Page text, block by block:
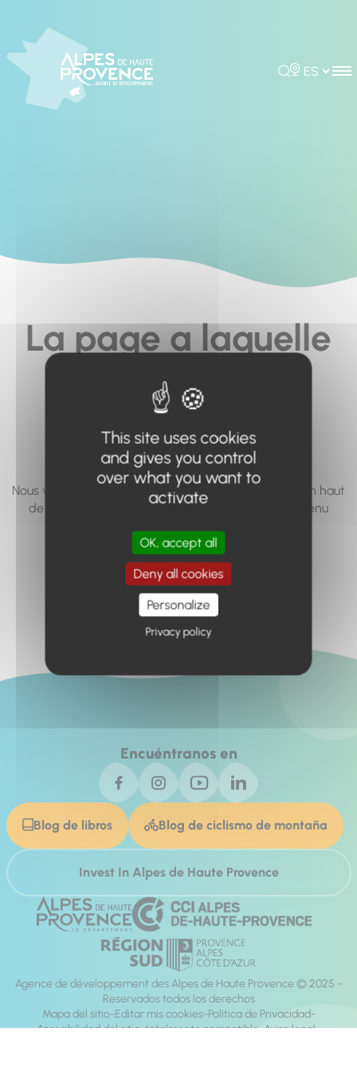
Rechercher
Choisir la
La page a laquelle
vous cherchez à
accéder n'existe
pas... ou plus.
Nous vous invitons à utiliser le moteur de recherche en haut
de page, ou à utiliser le menu pour trouver le contenu
Retour à l'accueil
Encuéntranos en
Blog de libros Blog de ciclismo de montaña
Invest In Alpes de Haute Provence
Agence de développement des Alpes de Haute Provence © 2025 -
Reservados todos los derechos
Mapa del sitio Editar mis cookies Política de Privacidad
Accesibilidad del sitio: totalmente compatible Aviso legal
This site uses cookies
and gives you control
over what you want to
activate
OK, accept all
Deny all cookies
Personalize
Privacy policy